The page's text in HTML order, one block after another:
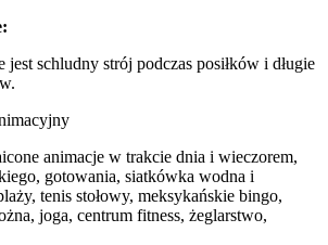
schludny strój podczas posiłków i długie
animacje w trakcie dnia i wieczorem,
gotowania, siatkówka wodna i
tenis stołowy, meksykańskie bingo,
joga, centrum fitness, żeglarstwo,